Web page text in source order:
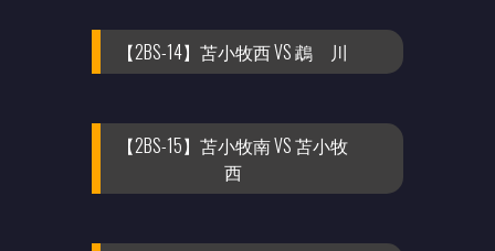
【2BS-14】苫小牧西 VS 鵡 川
【2BS-15】苫小牧南 VS 苫小牧
西